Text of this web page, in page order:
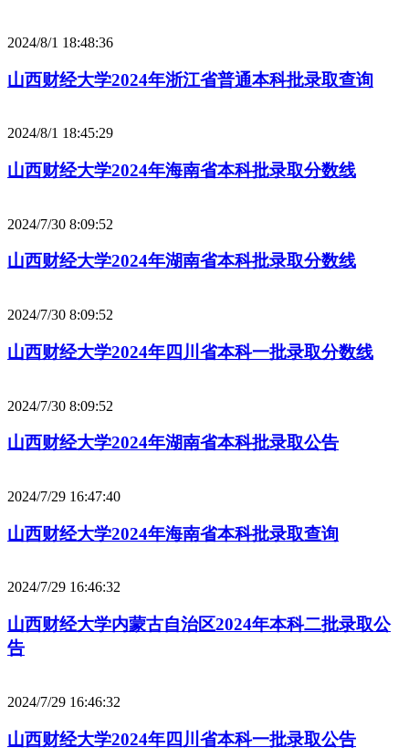
2024/8/1 18:48:36
山西财经大学2024年浙江省普通本科批录取查询
2024/8/1 18:45:29
山西财经大学2024年海南省本科批录取分数线
2024/7/30 8:09:52
山西财经大学2024年湖南省本科批录取分数线
2024/7/30 8:09:52
山西财经大学2024年四川省本科一批录取分数线
2024/7/30 8:09:52
山西财经大学2024年湖南省本科批录取公告
2024/7/29 16:47:40
山西财经大学2024年海南省本科批录取查询
2024/7/29 16:46:32
山西财经大学内蒙古自治区2024年本科二批录取公
告
2024/7/29 16:46:32
山西财经大学2024年四川省本科一批录取公告